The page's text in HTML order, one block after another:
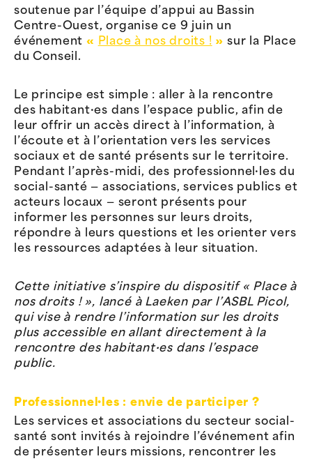
soutenue par l’équipe d’appui au Bassin
Centre-Ouest, organise ce 9 juin un
événement« Place à nos droits ! » sur la Place
du Conseil.
Le principe est simple : aller à la rencontre
des habitant·es dans l’espace public, afin de
leur offrir un accès direct à l’information, à
l’écoute et à l’orientation vers les services
sociaux et de santé présents sur le territoire.
Pendant l’après-midi, des professionnel·les du
social-santé — associations, services publics et
acteurs locaux — seront présents pour
informer les personnes sur leurs droits,
répondre à leurs questions et les orienter vers
les ressources adaptées à leur situation.
Cette initiative s’inspire du dispositif « Place à
nos droits ! », lancé à Laeken par l’ASBL Picol,
qui vise à rendre l’information sur les droits
plus accessible en allant directement à la
rencontre des habitant·es dans l’espace
public.
Professionnel·les : envie de participer ?
Les services et associations du secteur social-
santé sont invités à rejoindre l’événement afin
de présenter leurs missions, rencontrer les